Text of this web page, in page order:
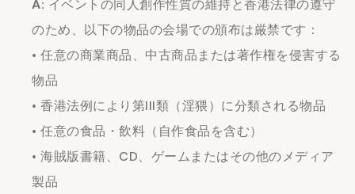
A: イベントの同人創作性質の維持と香港法律の遵守
のため、以下の物品の会場での頒布は厳禁です：
• 任意の商業商品、中古商品または著作権を侵害する
物品
• 香港法例により第III類（淫猥）に分類される物品
• 任意の食品・飲料（自作食品を含む）
• 海賊版書籍、CD、ゲームまたはその他のメディア
製品